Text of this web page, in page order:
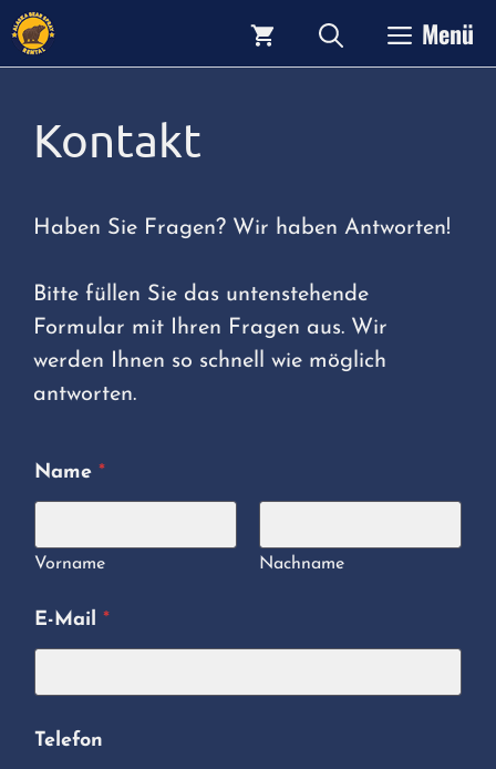
Zum
Inhalt
Menü
Kontakt
Haben Sie Fragen? Wir haben Antworten!
Bitte füllen Sie das untenstehende
Formular mit Ihren Fragen aus. Wir
werden Ihnen so schnell wie möglich
antworten.
Name *
Vorname Nachname
E-Mail *
Telefon